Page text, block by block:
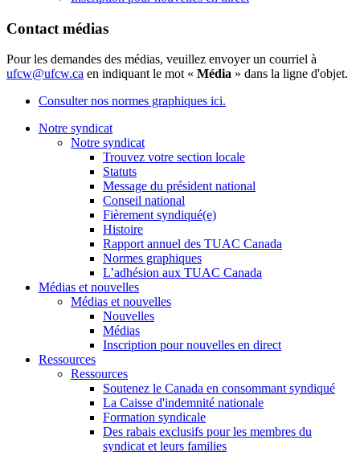
Contact médias
Pour les demandes des médias, veuillez envoyer un courriel à
ufcw@ufcw.ca en indiquant le mot « Média » dans la ligne d'objet.
Consulter nos normes graphiques ici.
Notre syndicat
Notre syndicat
Trouvez votre section locale
Statuts
Message du président national
Conseil national
Fièrement syndiqué(e)
Histoire
Rapport annuel des TUAC Canada
Normes graphiques
L’adhésion aux TUAC Canada
Médias et nouvelles
Médias et nouvelles
Nouvelles
Médias
Inscription pour nouvelles en direct
Ressources
Ressources
Soutenez le Canada en consommant syndiqué
La Caisse d'indemnité nationale
Formation syndicale
Des rabais exclusifs pour les membres du
syndicat et leurs families